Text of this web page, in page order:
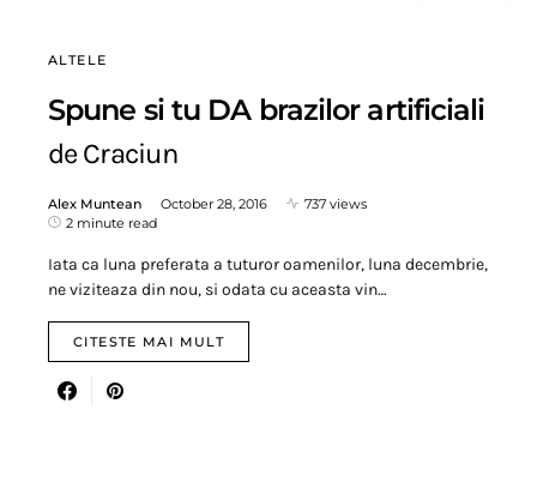
ALTELE
Spune si tu DA brazilor artificiali
de Craciun
Alex Muntean October 28, 2016
737 views
2 minute read
Iata ca luna preferata a tuturor oamenilor, luna decembrie,
ne viziteaza din nou, si odata cu aceasta vin…
CITESTE MAI MULT